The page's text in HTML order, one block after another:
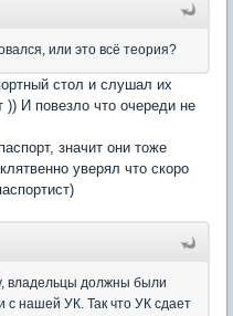
или это всё теория?
стол и слушал их
)) И повезло что очереди не
значит они тоже
уверял что скоро
владельцы должны были
с нашей УК. Так что УК сдает